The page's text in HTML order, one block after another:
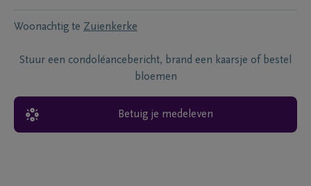
Woonachtig te Zuienkerke
Stuur een condoléancebericht, brand een kaarsje of bestel
bloemen
Betuig je medeleven